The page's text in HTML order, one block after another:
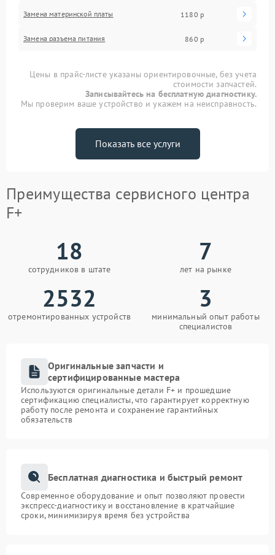
Замена материнской платы 1180 р
Замена разъема питания 860 р
Цены в прайс-листе указаны ориентировочные, без учета
стоимости запчастей.
Записывайтесь на бесплатную диагностику.
Мы проверим ваше устройство и укажем на неисправность.
Показать все услуги
Преимущества сервисного центра
F+
18
сотрудников в штате
7
лет на рынке
2532
отремонтированных устройств
3
минимальный опыт работы
специалистов
Оригинальные запчасти и
сертифицированные мастера
Используются оригинальные детали F+ и прошедшие
сертификацию специалисты, что гарантирует корректную
работу после ремонта и сохранение гарантийных
обязательств
Бесплатная диагностика и быстрый ремонт
Современное оборудование и опыт позволяют провести
экспресс-диагностику и восстановление в кратчайшие
сроки, минимизируя время без устройства